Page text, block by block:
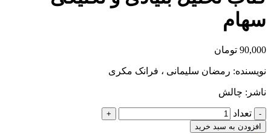
سهام
90,000 تومان
نویسنده: رمضان سلیمانی ، فرانک مکری
ناشر: چالش
تعداد
افزودن به سبد خرید